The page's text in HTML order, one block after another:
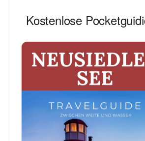
Kostenlose